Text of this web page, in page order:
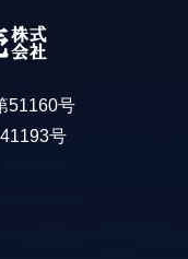
51160号
号